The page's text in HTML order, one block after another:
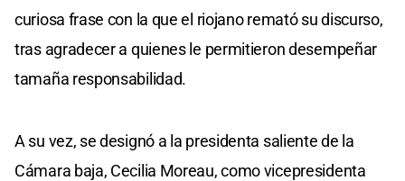
curiosa frase con la que el riojano remató su discurso,
tras agradecer a quienes le permitieron desempeñar
tamaña responsabilidad.
A su vez, se designó a la presidenta saliente de la
Cámara baja, Cecilia Moreau, como vicepresidenta